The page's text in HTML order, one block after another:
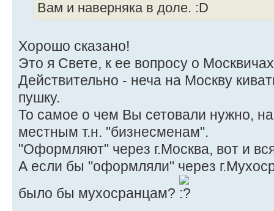
Вам и наверняка в доле. :D
Хорошо сказано!
Это я Свете, к ее вопросу о
Действительно - неча на Москву
пушку.
То самое о чем Вы сетовали нужно,
местным т.н. "бизнесменам".
"Оформляют" через г.Москва, вот и
А если бы "оформляли" через
было бы мухосранцам?